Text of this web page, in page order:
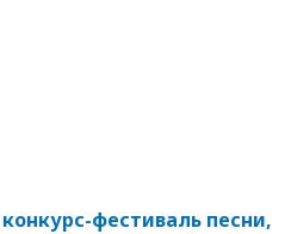
фестиваль песни,